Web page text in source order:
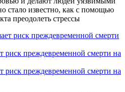
стало известно, как с помощью
преодолеть стрессы
риск преждевременной смерти на
риск преждевременной смерти на